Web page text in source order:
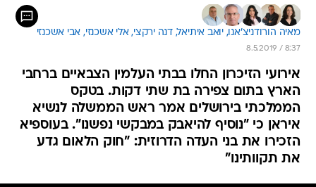
מאיה הורודניצ'אנו, יואב איתיאל, דנה ירקצי, אלי אשכנזי, אבי אשכנזי
8.5.2019 / 8:37
אירועי הזיכרון החלו בבתי העלמין הצבאיים ברחבי
הארץ בתום צפירה בת שתי דקות. בטקס
הממלכתי בירושלים אמר ראש הממשלה לנשיא
איראן כי "נוסיף להיאבק במבקשי נפשנו". בעוספיא
הזכירו את בני העדה הדרוזית: "חוק הלאום גדע
את תקוותינו"